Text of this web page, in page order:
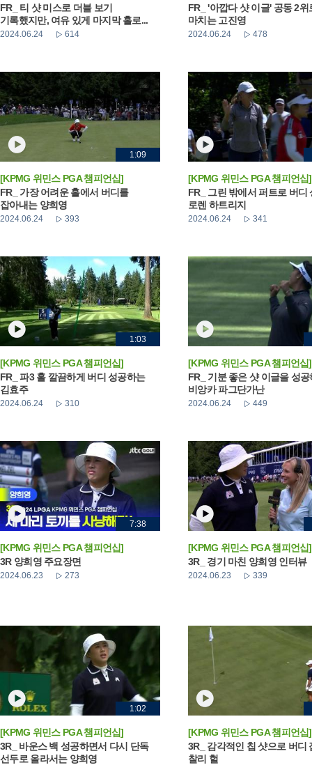
FR_ 티 샷 미스로 더블 보기
기록했지만, 여유 있게 마지막 홀로...
2024.06.24 614
FR_ '아깝다 샷 이글' 공동 2위
마치는 고진영
2024.06.24 478
1:09
[KPMG 위민스 PGA 챔피언십]
FR_ 가장 어려운 홀에서 버디를
잡아내는 양희영
2024.06.24 393
[KPMG 위민스 PGA 챔피언십]
FR_ 그린 밖에서 퍼트로 버디
로렌 하트리지
2024.06.24 341
1:03
[KPMG 위민스 PGA 챔피언십]
FR_ 파3 홀 깔끔하게 버디 성공하는
김효주
2024.06.24 310
[KPMG 위민스 PGA 챔피언십]
FR_ 기분 좋은 샷 이글을 성공
비앙카 파그단가난
2024.06.24 449
7:38
[KPMG 위민스 PGA 챔피언십]
3R 양희영 주요장면
2024.06.23 273
[KPMG 위민스 PGA 챔피언십]
3R_ 경기 마친 양희영 인터뷰
2024.06.23 339
1:02
[KPMG 위민스 PGA 챔피언십]
3R_ 바운스 백 성공하면서 다시 단독
선두로 올라서는 양희영
[KPMG 위민스 PGA 챔피언십]
3R_ 감각적인 칩 샷으로 버디
찰리 헐